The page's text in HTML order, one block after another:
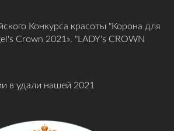
Конкурса красоты "Корона для
Crown 2021». "LADY's CROWN
в удали нашей 2021